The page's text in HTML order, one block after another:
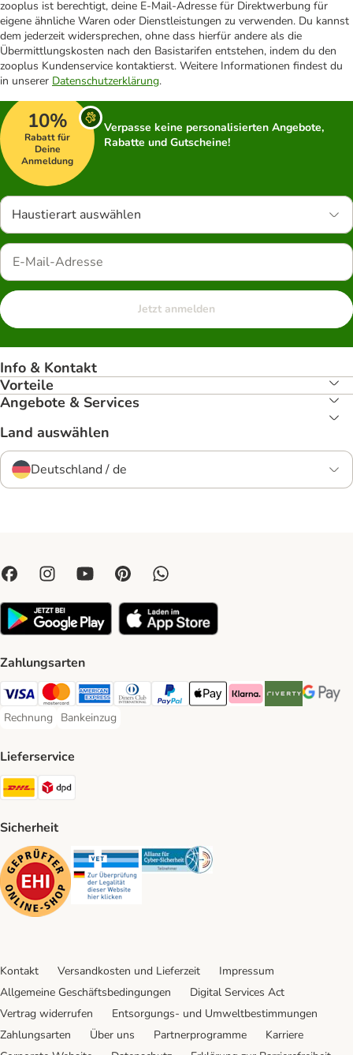
zooplus ist berechtigt, deine E-Mail-Adresse für Direktwerbung für
eigene ähnliche Waren oder Dienstleistungen zu verwenden. Du kannst
dem jederzeit widersprechen, ohne dass hierfür andere als die
Übermittlungskosten nach den Basistarifen entstehen, indem du den
zooplus Kundenservice kontaktierst. Weitere Informationen findest du
in unserer Datenschutzerklärung.
10%
Rabatt für
Deine
Anmeldung
Verpasse keine personalisierten Angebote,
Rabatte und Gutscheine!
Haustierart auswählen
Jetzt anmelden
Info & Kontakt
Vorteile
Angebote & Services
Land auswählen
Deutschland / de
Zahlungsarten
Visa Payment Method
Mastercard Payment Method
American Express Payment Method
Diners Club Payment Method
PayPal Payment Method
Apple Pay Payment Method
Klarna Payment Method
Riverty Payment
Google
Rechnung
Rechnung Payment Method
Bankeinzug
Bankeinzug Payment Method
Lieferservice
DHL Shipping Method
Sicherheit
Security Security Security
Kontakt Versandkosten und Lieferzeit
Impressum
Allgemeine Geschäftsbedingungen
Digital Services Act
Vertrag widerrufen
Entsorgungs- und Umweltbestimmungen
Zahlungsarten
Über uns Partnerprogramme
Karriere